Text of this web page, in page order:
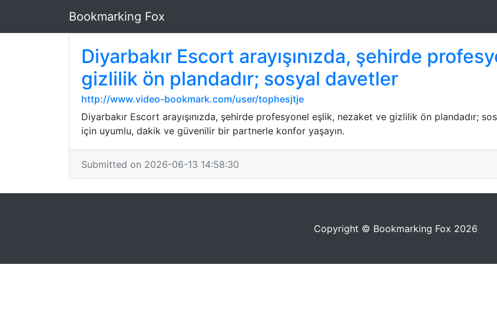
Bookmarking Fox
Diyarbakır Escort arayışınızda, şehirde
gizlilik ön plandadır; sosyal davetler
http://www.video-bookmark.com/user/tophesjtje
Diyarbakır Escort arayışınızda, şehirde profesyonel eşlik, nezaket ve gizlilik ön plandadır;
için uyumlu, dakik ve güvenilir bir partnerle konfor yaşayın.
Submitted on 2026-06-13 14:58:30
Copyright © Bookmarking Fox 2026